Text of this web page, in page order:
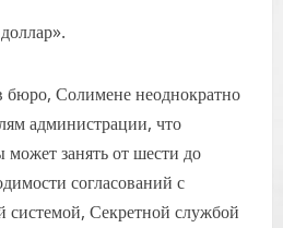
бюро, Солимене неоднократно
администрации, что
занять от шести до
согласований с
системой, Секретной службой